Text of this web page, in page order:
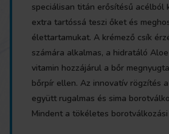
speciálisan titán erősítésű acélból
extra tartóssá teszi őket és
élettartamukat. A krémező csík
számára alkalmas, a hidratáló
vitamin hozzájárul a bőr
bőrpír ellen. Az innovatív rögzítés
együtt rugalmas és sima
Mindent a tökéletes